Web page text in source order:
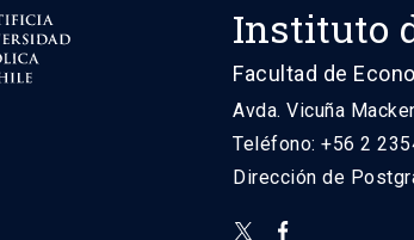
Instituto
Facultad de
Avda. Vicuña
Teléfono: +56 2
Dirección de